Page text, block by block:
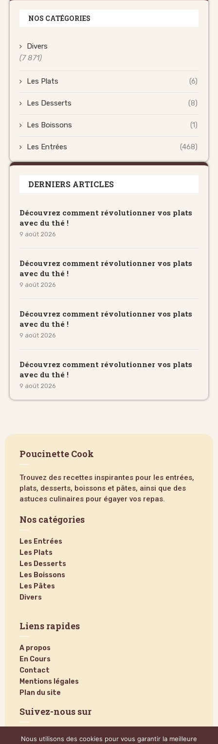
NOS CATÉGORIES
Divers
(7 871)
Les Plats (6)
Les Desserts (8)
Les Boissons (1)
Les Entrées (468)
DERNIERS ARTICLES
Découvrez comment révolutionner vos plats
avec du thé !
9 août 2026
Découvrez comment révolutionner vos plats
avec du thé !
9 août 2026
Découvrez comment révolutionner vos plats
avec du thé !
9 août 2026
Découvrez comment révolutionner vos plats
avec du thé !
9 août 2026
Poucinette Cook
Trouvez des recettes inspirantes pour les entrées,
plats, desserts, boissons et pâtes, ainsi que des
astuces culinaires pour égayer vos repas.
Nos catégories
Les Entrées
Les Plats
Les Desserts
Les Boissons
Les Pâtes
Divers
Liens rapides
A propos
En Cours
Contact
Mentions légales
Plan du site
Suivez-nous sur
Nous utilisons des cookies pour vous garantir la meilleure